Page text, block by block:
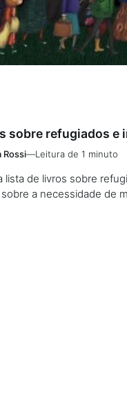
sobre refugiados e
Rossi—Leitura de 1 minuto
lista de livros sobre
a necessidade de